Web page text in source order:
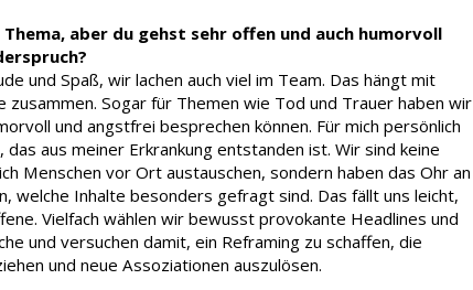
aber du gehst sehr offen und auch humorvoll
und Spaß, wir lachen auch viel im Team. Das hängt mit
Sogar für Themen wie Tod und Trauer haben wir
und angstfrei besprechen können. Für mich persönlich
aus meiner Erkrankung entstanden ist. Wir sind keine
Menschen vor Ort austauschen, sondern haben das Ohr an
welche Inhalte besonders gefragt sind. Das fällt uns leicht,
Vielfach wählen wir bewusst provokante Headlines und
und versuchen damit, ein Reframing zu schaffen, die
und neue Assoziationen auszulösen.